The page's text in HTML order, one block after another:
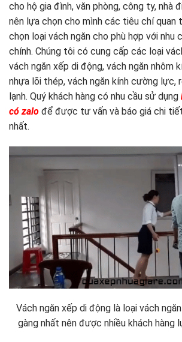
cho hộ gia đình, văn phòng, công ty, nhà
nên lựa chọn cho mình các tiêu chí
chọn loại vách ngăn cho phù hợp với nhu
chính. Chúng tôi có cung cấp các loại
vách ngăn xếp di động, vách ngăn nhôm
nhựa lõi thép, vách ngăn kính cường lực,
lạnh. Quý khách hàng có nhu cầu sử dụng
có zalo để được tư vấn và báo giá chi
nhất.
Vách ngăn xếp di động là loại vách
gàng nhất nên được nhiều khách hàng